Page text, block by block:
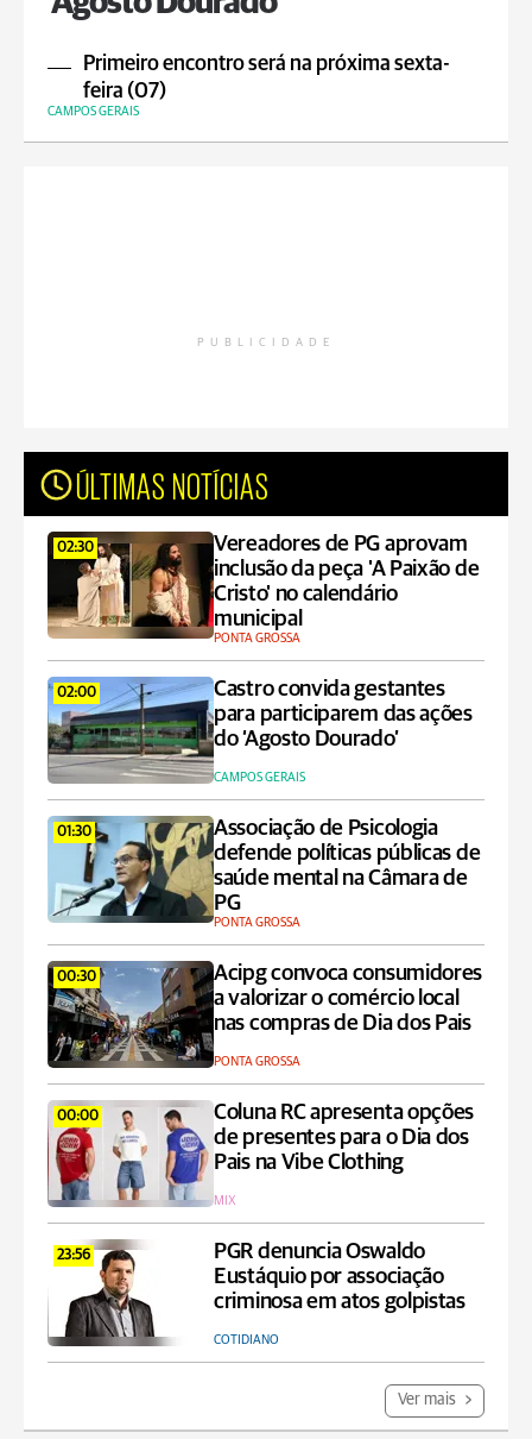
Primeiro encontro será na próxima sexta-
feira (07)
CAMPOS GERAIS
PUBLICIDADE
ÚLTIMAS NOTÍCIAS
02:30
Vereadores de PG aprovam
inclusão da peça 'A Paixão de
Cristo' no calendário
municipal
PONTA GROSSA
02:00
Castro convida gestantes
para participarem das ações
do ‘Agosto Dourado’
CAMPOS GERAIS
01:30
Associação de Psicologia
defende políticas públicas de
saúde mental na Câmara de
PG
PONTA GROSSA
00:30
Acipg convoca consumidores
a valorizar o comércio local
nas compras de Dia dos Pais
PONTA GROSSA
00:00
Coluna RC apresenta opções
de presentes para o Dia dos
Pais na Vibe Clothing
MIX
23:56
PGR denuncia Oswaldo
Eustáquio por associação
criminosa em atos golpistas
COTIDIANO
Ver mais